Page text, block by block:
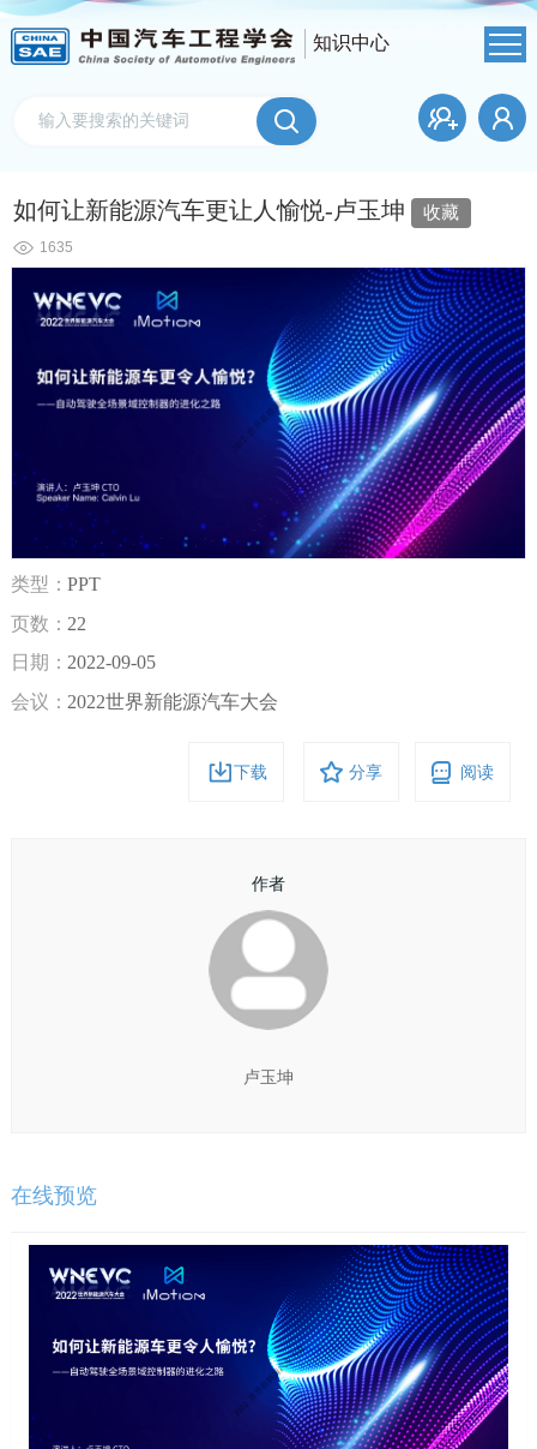
知识中心
如何让新能源汽车更让人愉悦-卢玉坤 收藏
1635
类型：PPT
页数： 22
日期： 2022-09-05
会议： 2022世界新能源汽车大会
阅读
分享
下载
作者
卢玉坤
在线预览